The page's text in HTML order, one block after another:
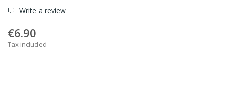
Write a review
€6.90
Tax included